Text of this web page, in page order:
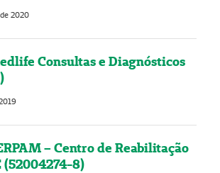
2020
Consultas e Diagnósticos
– Centro de Reabilitação
(52004274-8)